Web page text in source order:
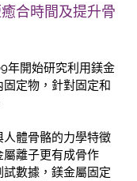
合時間及提升骨
年開始研究利用鎂金
定物，針對固定和
體骨骼的力學特徵
離子更有成骨作
數據，鎂金屬固定